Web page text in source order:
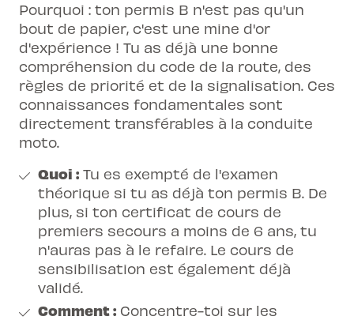
Pourquoi : ton permis B n'est pas qu'un
bout de papier, c'est une mine d'or
d'expérience ! Tu as déjà une bonne
compréhension du code de la route, des
règles de priorité et de la signalisation. Ces
connaissances fondamentales sont
directement transférables à la conduite
moto.
Quoi : Tu es exempté de l'examen
théorique si tu as déjà ton permis B. De
plus, si ton certificat de cours de
premiers secours a moins de 6 ans, tu
n'auras pas à le refaire. Le cours de
sensibilisation est également déjà
validé.
Comment : Concentre-toi sur les